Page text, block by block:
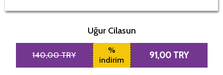
Uğur Cilasun
140,00 TRY
%
indirim
91,00 TRY